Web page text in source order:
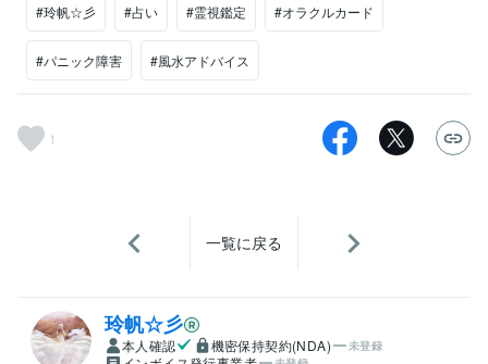
#玲帆☆彡 #占い #霊視鑑定 #オラクルカード
#パニック障害 #風水アドバイス
1
一覧に戻る
玲帆☆彡
本人確認 機密保持契約(NDA) 未登録